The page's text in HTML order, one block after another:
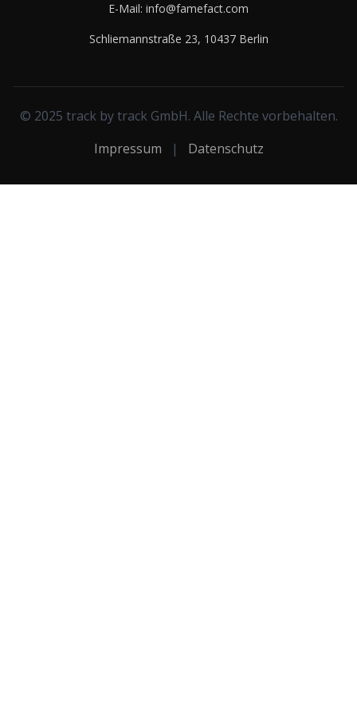
E-Mail: info@famefact.com
Schliemannstraße 23, 10437 Berlin
© 2025 track by track GmbH. Alle Rechte vorbehalten.
Impressum
| Datenschutz